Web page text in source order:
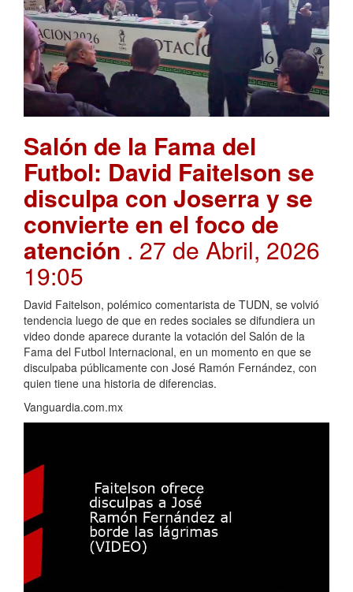
Salón de la Fama del
Futbol: David Faitelson se
disculpa con Joserra y se
convierte en el foco de
atención . 27 de Abril, 2026
19:05
David Faitelson, polémico comentarista de TUDN, se volvió
tendencia luego de que en redes sociales se difundiera un
video donde aparece durante la votación del Salón de la
Fama del Futbol Internacional, en un momento en que se
disculpaba públicamente con José Ramón Fernández, con
quien tiene una historia de diferencias.
Vanguardia.com.mx